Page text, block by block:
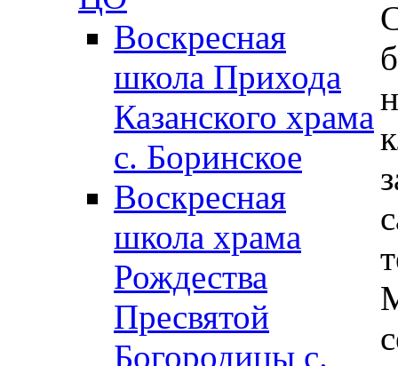
Воскресная
школа Прихода
Казанского храма
с. Боринское
Воскресная
школа храма
Рождества
Пресвятой
Богородицы с.